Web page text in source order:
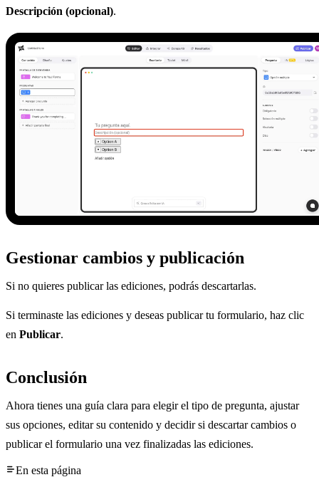
Descripción (opcional).
Gestionar cambios y publicación
Si no quieres publicar las ediciones, podrás descartarlas.
Si terminaste las ediciones y deseas publicar tu formulario, haz clic
en Publicar.
Conclusión
Ahora tienes una guía clara para elegir el tipo de pregunta, ajustar
sus opciones, editar su contenido y decidir si descartar cambios o
publicar el formulario una vez finalizadas las ediciones.
En esta página